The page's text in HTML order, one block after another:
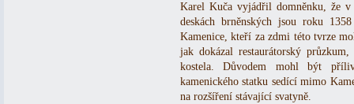
Karel Kuča vyjádřil domněnku, že v
deskách brněnských jsou roku
Kamenice, kteří za zdmi této tvrze
jak dokázal restaurátorský
kostela. Důvodem mohl být
kamenického statku sedící mimo
na rozšíření stávající svatyně.